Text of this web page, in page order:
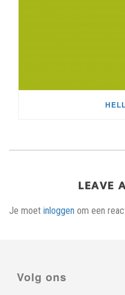
LEAVE
Je moet inloggen om een
Volg ons